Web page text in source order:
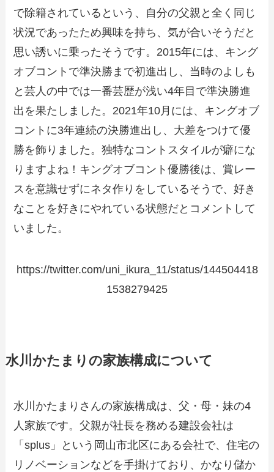
で除籍されているという、自分の父親と全く同じ
状況であったため興味を持ち、気が合いそうだと
思い誘いに乗ったそうです。2015年には、キング
オブコントで準決勝まで初進出し、当時のよしも
と芸人の中では一番芸歴が浅い4年目で準決勝進
出を果たしました。2021年10月には、キングオブ
コントに3年連続の決勝進出し、大差をつけて優
勝を飾りました。独特なコントスタイルが癖にな
りますよね！キングオブコント優勝後は、賞レー
スを意識せずにネタ作りをしているそうで、好き
なことを好きにやれている状態だとコメントして
いました。
https://twitter.com/uni_ikura_11/status/144504418
1538279425
水川かたまりの家族構成について
水川かたまりさんの家族構成は、父・母・妹の4
人家族です。父親が社長を務める建設会社は
「splus」という岡山市北区にある会社で、住宅の
リノベーションなどを手掛けており、かなり儲か